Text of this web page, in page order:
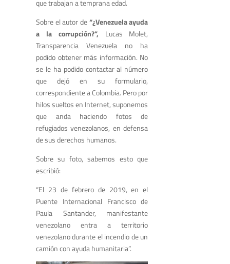
que trabajan a temprana edad.
Sobre el autor de“¿Venezuela ayuda
a la corrupción?”, Lucas Molet,
Transparencia Venezuela no ha
podido obtener más información. No
se le ha podido contactar al número
que dejó en su formulario,
correspondiente a Colombia. Pero por
hilos sueltos en Internet, suponemos
que anda haciendo fotos de
refugiados venezolanos, en defensa
de sus derechos humanos.
Sobre su foto, sabemos esto que
escribió:
“El 23 de febrero de 2019, en el
Puente Internacional Francisco de
Paula Santander, manifestante
venezolano entra a territorio
venezolano durante el incendio de un
camión con ayuda humanitaria”.